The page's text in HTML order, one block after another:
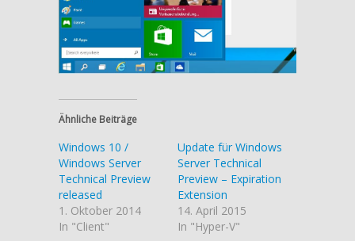
Ähnliche Beiträge
Windows 10 /
Windows Server
Technical Preview
released
1. Oktober 2014
In "Client"
Update für Windows
Server Technical
Preview – Expiration
Extension
14. April 2015
In "Hyper-V"